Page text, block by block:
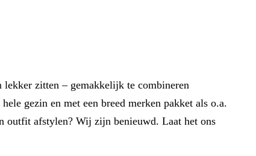
lekker zitten – gemakkelijk te combineren
gezin en met een breed merken pakket als o.a.
outfit afstylen? Wij zijn benieuwd. Laat het ons